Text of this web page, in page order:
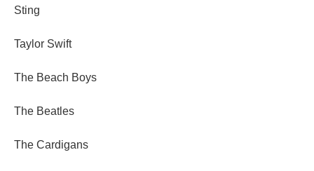
Sting
Taylor Swift
The Beach Boys
The Beatles
The Cardigans